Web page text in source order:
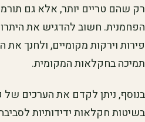
רק שהם טריים יותר, אלא גם
הפחמנית. חשוב להדגיש את
פירות וירקות מקומיים, ולחנך
תמיכה בחקלאות המקומית.
בנוסף, ניתן לקדם את הערכים של
בשיטות חקלאות ידידותיות